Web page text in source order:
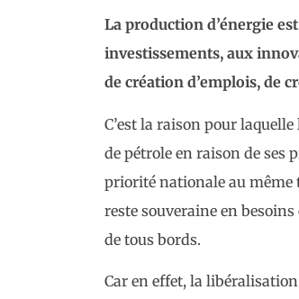
La production d’énergie
investissements, aux
de création d’emplois, de
C’est la raison pour
de pétrole en raison de
priorité nationale au même
reste souveraine en
de tous bords.
Car en effet, la